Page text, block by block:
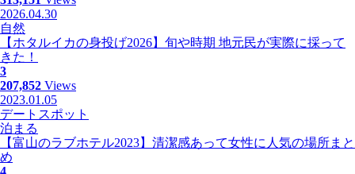
2026.04.30
自然
【ホタルイカの身投げ2026】旬や時期 地元民が実際に採って
きた！
3
207,852 Views
2023.01.05
デートスポット
泊まる
【富山のラブホテル2023】清潔感あって女性に人気の場所まと
め
4